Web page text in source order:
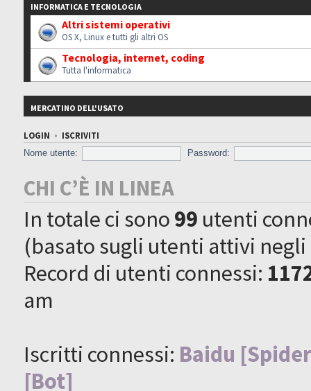
INFORMATICA E TECNOLOGIA
Altri sistemi operativi
OS X, Linux e tutti gli altri OS
Tecnologia, internet, coding
Tutta l'informatica
MERCATINO DELL'USATO
LOGIN • ISCRIVITI
Nome utente:
Password:
CHI C’È IN LINEA
In totale ci sono99 utenti
(basato sugli utenti attivi
Record di utenti connessi:
am
Iscritti connessi: Baidu
[Bot]